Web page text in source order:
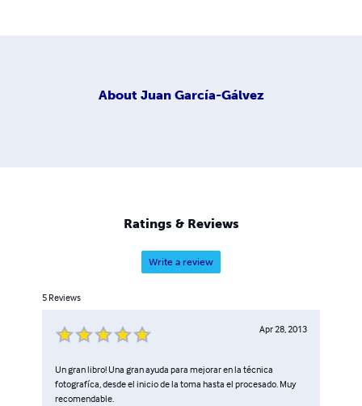
About Juan García-Gálvez
Ratings & Reviews
Write a review
5 Reviews
Apr 28, 2013
Un gran libro! Una gran ayuda para mejorar en la técnica
fotografíca, desde el inicio de la toma hasta el procesado. Muy
recomendable.